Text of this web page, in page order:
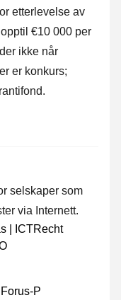
etterlevelse av
€10 000 per
ikke når
er konkurs;
selskaper som
via Internett.